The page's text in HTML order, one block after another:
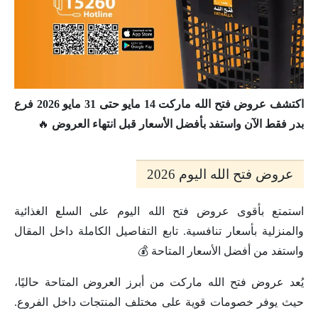
اكتشف عروض فتح الله ماركت 14 مايو حتى 31 مايو 2026 فرع
بدر فقط الآن واستفد بأفضل الأسعار قبل انتهاء العروض 🔥
عروض فتح الله اليوم 2026
استمتع بأقوى عروض فتح الله اليوم على السلع الغذائية
والمنزلية بأسعار تنافسية. تابع التفاصيل الكاملة داخل المقال
واستفد من أفضل الأسعار المتاحة 💰
يُعد عروض فتح الله ماركت من أبرز العروض المتاحة حاليًا،
حيث يوفر خصومات قوية على مختلف المنتجات داخل الفروع.